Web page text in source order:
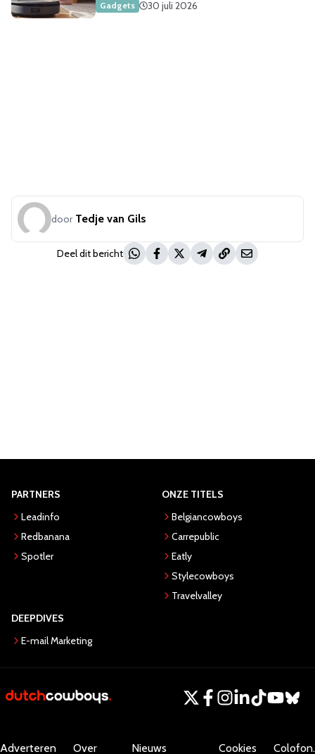
robotstofzuigers
Gadgets 30 juli 2026
door Tedje van Gils
Deel dit bericht
PARTNERS
Leadinfo
Redbanana
Spotler
ONZE TITELS
Belgiancowboys
Carrepublic
Eatly
Stylecowboys
Travelvalley
DEEPDIVES
E-mail Marketing
Adverteren Over Nieuws Cookies Colofon.